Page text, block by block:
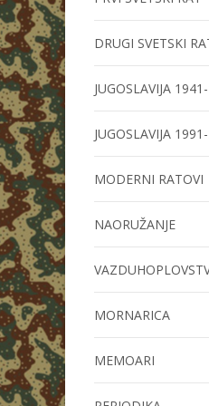
DRUGI SVETSKI
JUGOSLAVIJA
JUGOSLAVIJA
MODERNI RATOVI
NAORUŽANJE
MORNARICA
MEMOARI